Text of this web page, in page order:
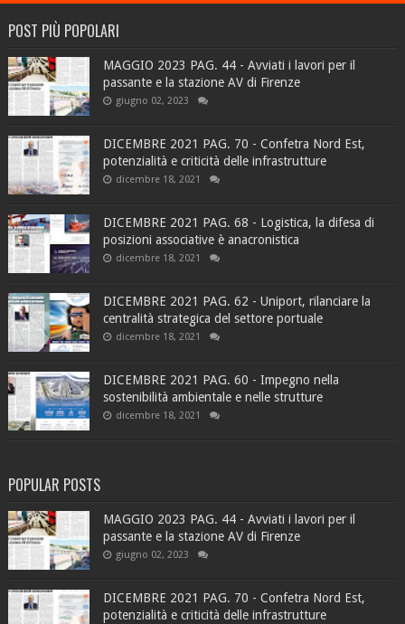
POST PIÙ POPOLARI
MAGGIO 2023 PAG. 44 - Avviati i lavori per il
passante e la stazione AV di Firenze
giugno 02, 2023
DICEMBRE 2021 PAG. 70 - Confetra Nord Est,
potenzialità e criticità delle infrastrutture
dicembre 18, 2021
DICEMBRE 2021 PAG. 68 - Logistica, la difesa di
posizioni associative è anacronistica
dicembre 18, 2021
DICEMBRE 2021 PAG. 62 - Uniport, rilanciare la
centralità strategica del settore portuale
dicembre 18, 2021
DICEMBRE 2021 PAG. 60 - Impegno nella
sostenibilità ambientale e nelle strutture
dicembre 18, 2021
POPULAR POSTS
MAGGIO 2023 PAG. 44 - Avviati i lavori per il
passante e la stazione AV di Firenze
giugno 02, 2023
DICEMBRE 2021 PAG. 70 - Confetra Nord Est,
potenzialità e criticità delle infrastrutture